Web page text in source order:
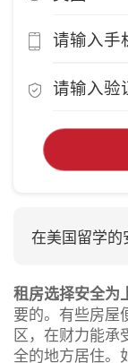
在美国留学的
租房选择安全为
要的。有些房屋
区，在财力能承
全的地方居住。